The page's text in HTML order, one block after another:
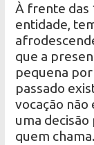
À frente das
entidade,
que a
pequena
passado
vocação
uma decisão
quem chama.